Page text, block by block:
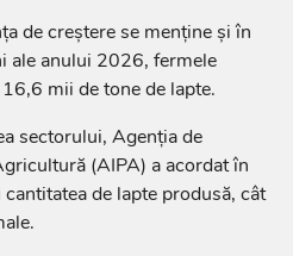
de creștere se menține și în
ale anului 2026, fermele
mii de tone de lapte.
sectorului, Agenția de
(AIPA) a acordat în
de lapte produsă, cât